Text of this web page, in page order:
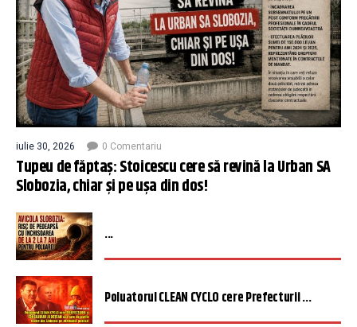
iulie 30, 2026 0 Comentariu
Tupeu de făptaș: Stoicescu cere să revină la Urban SA
Slobozia, chiar și pe ușa din dos!
...
Poluatorul CLEAN CYCLO cere Prefecturii ...